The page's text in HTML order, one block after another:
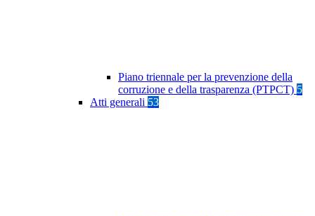
Piano triennale per la prevenzione della
corruzione e della trasparenza (PTPCT) 5
Atti generali 53